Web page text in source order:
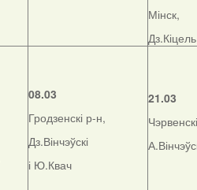
Мінск,
Дз.Кіцель
08.03
Гродзенскі р-н,
Дз.Вінчэўскі
і Ю.Квач
21.03